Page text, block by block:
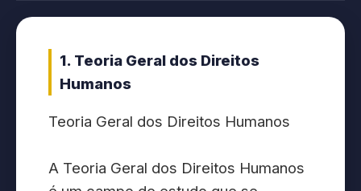
1. Teoria Geral dos Direitos
Humanos
Teoria Geral dos Direitos Humanos
A Teoria Geral dos Direitos Humanos